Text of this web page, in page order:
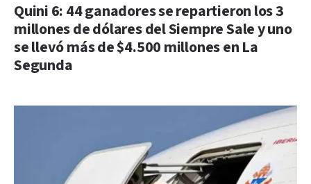
Quini 6: 44 ganadores se repartieron los 3
millones de dólares del Siempre Sale y uno
se llevó más de $4.500 millones en La
Segunda